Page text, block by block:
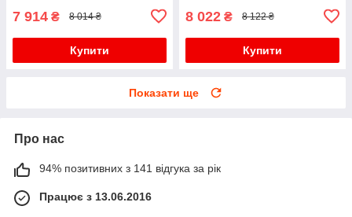
7 914 ₴ 8 014 ₴
Купити
8 022 ₴ 8 122 ₴
Купити
Показати ще
Про нас
94% позитивних з 141 відгука за рік
Працює з 13.06.2016